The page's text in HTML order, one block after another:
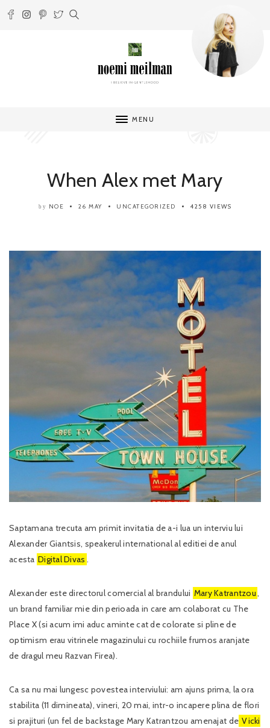
MENU
When Alex met Mary
by NOE 26 MAY UNCATEGORIZED 4258 VIEWS
Saptamana trecuta am primit invitatia de a-i lua un interviu lui
Alexander Giantsis, speakerul international al editiei de anul
acesta Digital Divas .
Alexander este directorul comercial al brandului Mary Katrantzou,
un brand familiar mie din perioada in care am colaborat cu The
Place X (si acum imi aduc aminte cat de colorate si pline de
optimism erau vitrinele magazinului cu rochiile frumos aranjate
de dragul meu Razvan Firea).
Ca sa nu mai lungesc povestea interviului: am ajuns prima, la ora
stabilita (11 dimineata), vineri, 20 mai, intr-o incapere plina de flori
si prajituri (un fel de backstage Mary Katrantzou amenajat de Vicki